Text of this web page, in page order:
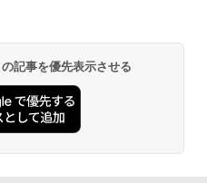
記事を優先表示させる